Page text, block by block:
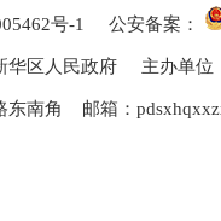
号-1 公安备案：
华区人民政府 主办单
东南角 邮箱：